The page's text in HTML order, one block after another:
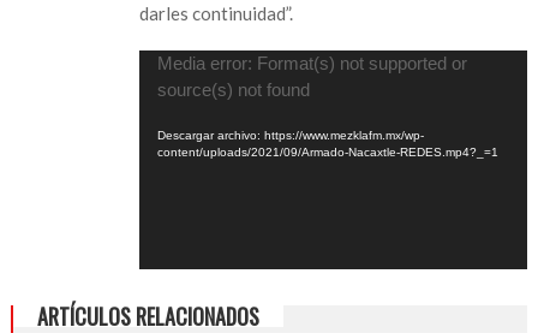
darles continuidad”.
Reproductor
de
Media error: Format(s) not supported or
source(s) not found
Descargar archivo: https://www.mezklafm.mx/wp-
content/uploads/2021/09/Armado-Nacaxtle-REDES.mp4?_=1
ARTÍCULOS RELACIONADOS